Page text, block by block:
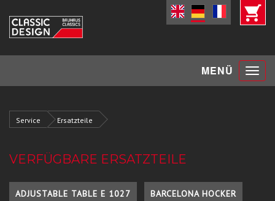
MENÜ Toggle
Service Ersatzteile
VERFÜGBARE ERSATZTEILE
ADJUSTABLE TABLE E 1027 BARCELONA HOCKER